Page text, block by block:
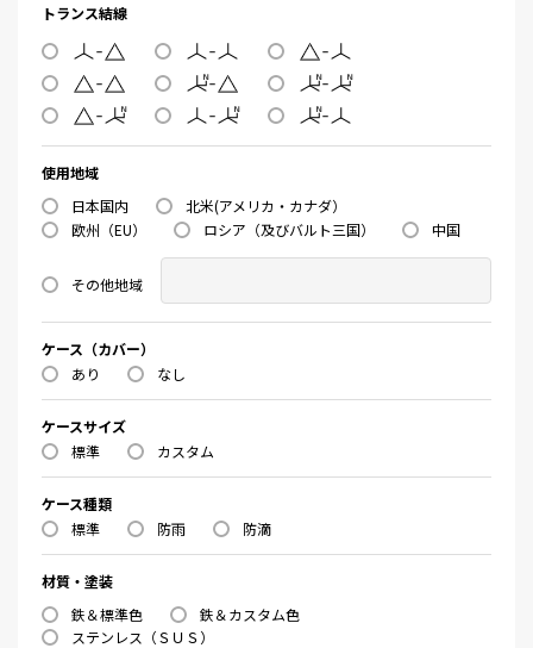
トランス結線
使用地域
日本国内
北米(アメリカ・カナダ）
欧州（EU）
ロシア（及びバルト三国） 中国
その他地域
ケース（カバー）
あり
なし
ケースサイズ
標準
カスタム
ケース種類
標準
防雨 防滴
材質・塗装
鉄＆標準色
鉄＆カスタム色
ステンレス（ＳＵＳ）